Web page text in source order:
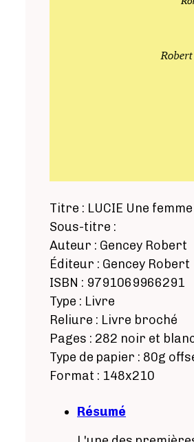
Titre : LUCIE Une
Sous-titre :
Auteur : Gencey Robert
Éditeur : Gencey Robert
ISBN : 9791069966291
Type : Livre
Reliure : Livre broché
Pages : 282 noir et
Type de papier : 80g
Format : 148x210
Résumé